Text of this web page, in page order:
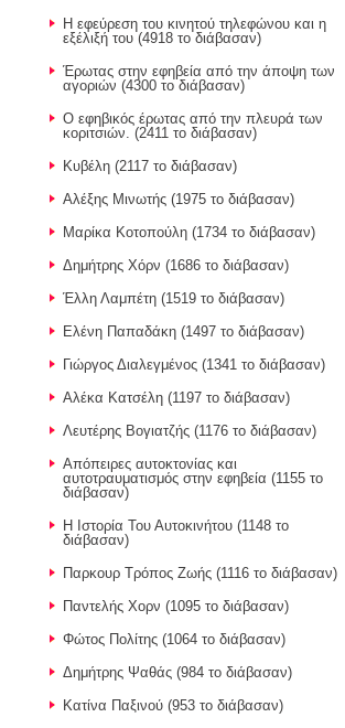
Η εφεύρεση του κινητού τηλεφώνου και η
εξέλιξή του (4918 το διάβασαν)
Έρωτας στην εφηβεία από την άποψη των
αγοριών (4300 το διάβασαν)
Ο εφηβικός έρωτας από την πλευρά των
κοριτσιών. (2411 το διάβασαν)
Κυβέλη (2117 το διάβασαν)
Αλέξης Μινωτής (1975 το διάβασαν)
Μαρίκα Κοτοπούλη (1734 το διάβασαν)
Δημήτρης Χόρν (1686 το διάβασαν)
Έλλη Λαμπέτη (1519 το διάβασαν)
Ελένη Παπαδάκη (1497 το διάβασαν)
Γιώργος Διαλεγμένος (1341 το διάβασαν)
Αλέκα Κατσέλη (1197 το διάβασαν)
Λευτέρης Βογιατζής (1176 το διάβασαν)
Απόπειρες αυτοκτονίας και
αυτοτραυματισμός στην εφηβεία (1155 το
διάβασαν)
Η Ιστορία Του Αυτοκινήτου (1148 το
διάβασαν)
Παρκουρ Τρόπος Ζωής (1116 το διάβασαν)
Παντελής Χορν (1095 το διάβασαν)
Φώτος Πολίτης (1064 το διάβασαν)
Δημήτρης Ψαθάς (984 το διάβασαν)
Κατίνα Παξινού (953 το διάβασαν)